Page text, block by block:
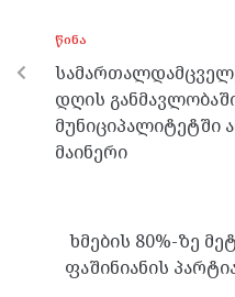
o
o
k
er m
ᲬᲘᲜᲐ
დღის
მუნიციპალიტეტში
მაინერი
ხმების 80%-ზე
ფაშინიანის